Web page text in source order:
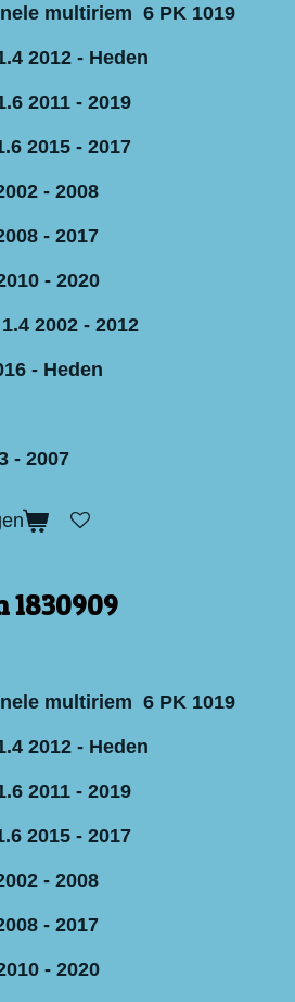
multiriem 6 PK 1019
2012 - Heden
2011 - 2019
2015 - 2017
- 2008
- 2017
- 2020
2002 - 2012
- Heden
- 2007
multiriem 6 PK 1019
2012 - Heden
2011 - 2019
2015 - 2017
- 2008
- 2017
- 2020